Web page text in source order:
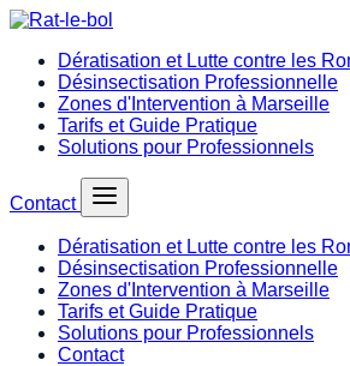
Dératisation et Lutte contre les
Désinsectisation Professionnelle
Zones d'Intervention à Marseille
Tarifs et Guide Pratique
Solutions pour Professionnels
Contact
Dératisation et Lutte contre les
Désinsectisation Professionnelle
Zones d'Intervention à Marseille
Tarifs et Guide Pratique
Solutions pour Professionnels
Contact